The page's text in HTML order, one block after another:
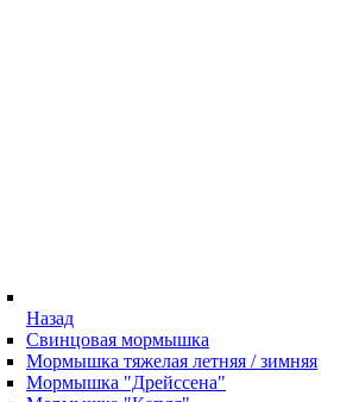
Назад
Свинцовая мормышка
Мормышка тяжелая летняя / зимняя
Мормышка "Дрейссена"